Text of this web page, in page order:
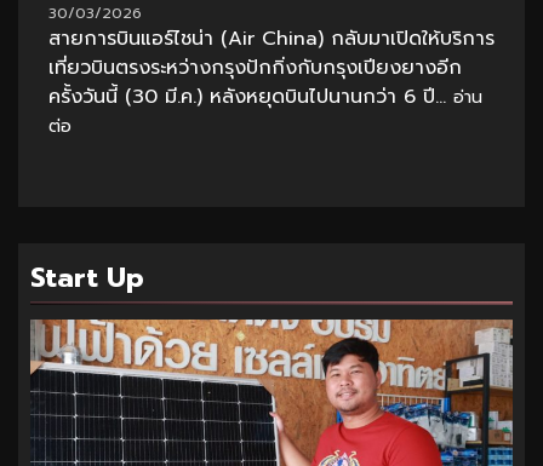
30/03/2026
สายการบินแอร์ไชน่า (Air China) กลับมาเปิดให้บริการ
เที่ยวบินตรงระหว่างกรุงปักกิ่งกับกรุงเปียงยางอีก
ครั้งวันนี้ (30 มี.ค.) หลังหยุดบินไปนานกว่า 6 ปี... อ่าน
ต่อ
Start Up